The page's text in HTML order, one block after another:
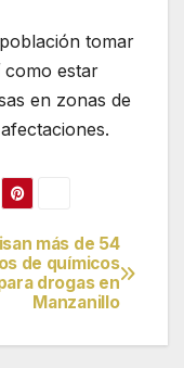
tomar
como estar
en zonas de
más de 54
de químicos
drogas en
Manzanillo